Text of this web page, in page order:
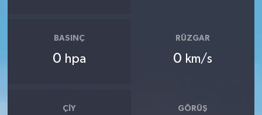
BASINÇ
0 hpa
RÜZGAR
0 km/s
ÇIY GÖRÜŞ